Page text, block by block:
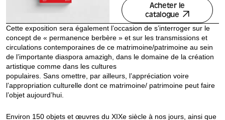
vivant. Ces gestes ne sont
jamais anodins : ils incarnent
une mémoire collective, un filtre
symbolique ou magique qui relie
le corps, le foyer et la
communauté.
Acheter le
catalogue
Cette exposition sera également l’occasion de s’interroger sur le
concept de « permanence berbère » et sur les transmissions et
circulations contemporaines de ce matrimoine/patrimoine au sein
de l’importante diaspora amazigh, dans le domaine de la création
artistique comme dans les cultures
populaires. Sans omettre, par ailleurs, l’appréciation voire
l’appropriation culturelle dont ce matrimoine/ patrimoine peut faire
l’objet aujourd’hui.
Environ 150 objets et œuvres du XIXe siècle à nos jours, ainsi que